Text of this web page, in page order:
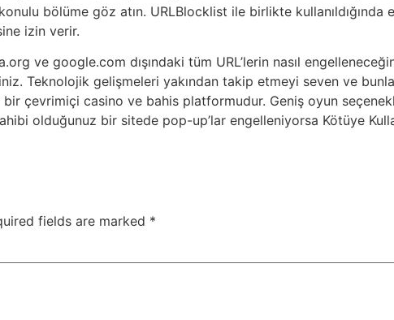
bölüme göz atın. URLBlocklist ile birlikte kullanıldığında
izin verir.
ve google.com dışındaki tüm URL’lerin nasıl
Teknolojik gelişmeleri yakından takip etmeyi seven ve
çevrimiçi casino ve bahis platformudur. Geniş oyun
olduğunuz bir sitede pop-up’lar engelleniyorsa Kötüye
fields are marked *